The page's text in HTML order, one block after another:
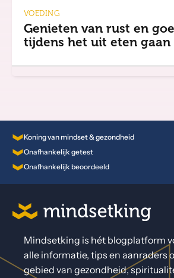
VOEDING
Genieten van rust en
tijdens het uit eten gaan
Koning van mindset & gezondheid
Onafhankelijk getest
Onafhankelijk beoordeeld
Mindsetking is hét blogplatform
alle informatie, tips en aanraders
gebied van gezondheid,